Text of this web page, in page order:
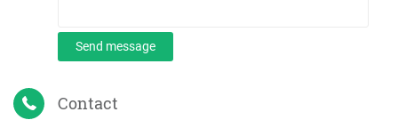
Send message
Contact